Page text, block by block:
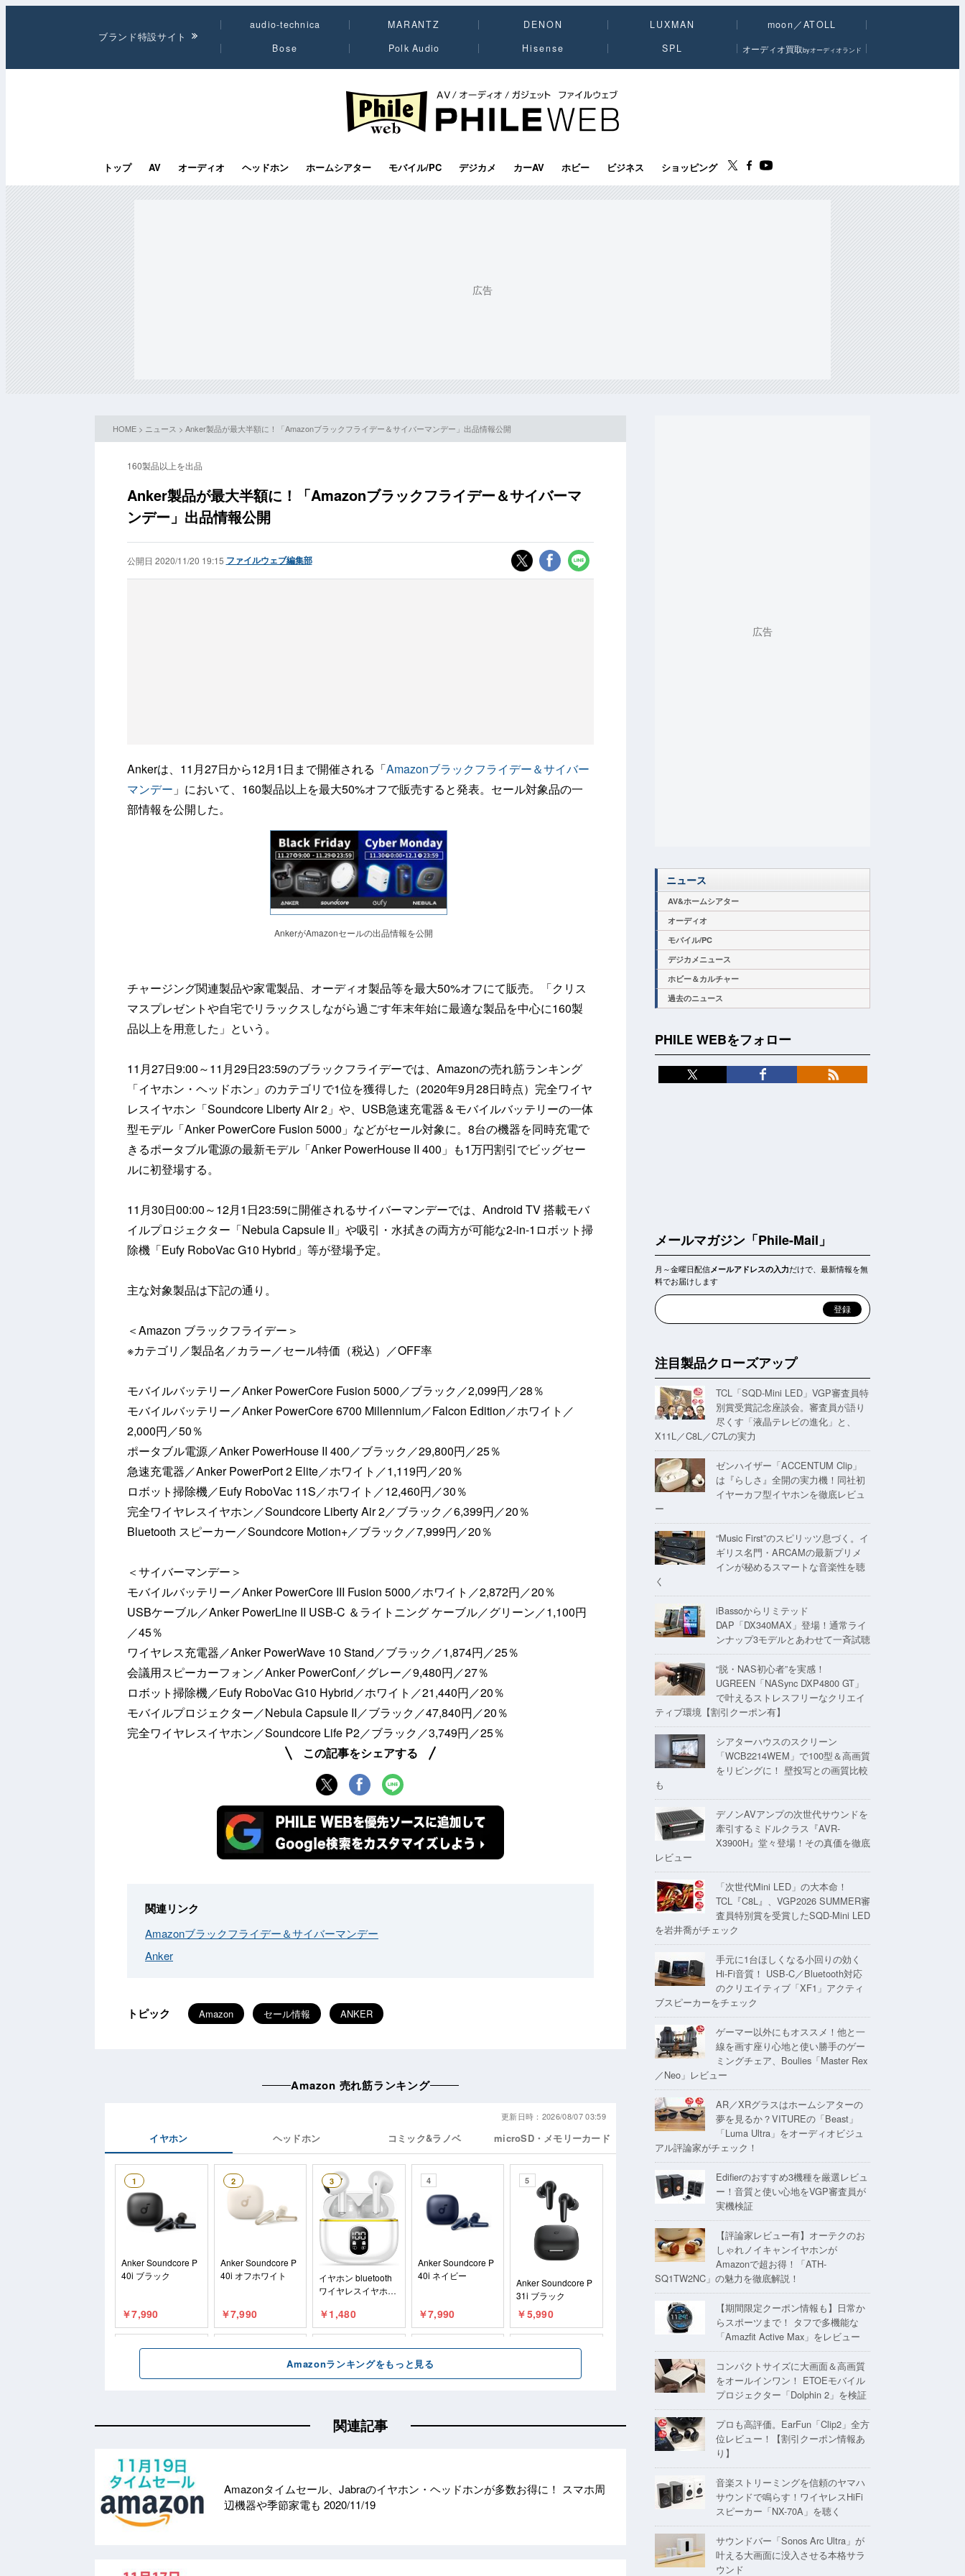
ブランド特設サイト
audio-technica MARANTZ DENON LUXMAN
moon／ATOLL
Bose
Polk Audio Hisense SPL オーディオ買取byオーディオランド
PHILE WEB｜AV/オーディオ/ガジェット
トップ AV オーディオ ヘッドホン ホームシアター モバイル/PC デジカメ カーAV ホビー ビジネス ショッピング
HOME > ニュース > Anker製品が最大半額に！「Amazonブラックフライデー＆サイバーマンデー」出品情報公開
160製品以上を出品
Anker製品が最大半額に！「Amazonブラックフライデー＆サイバーマ
ンデー」出品情報公開
公開日 2020/11/20 19:15 ファイルウェブ編集部
Ankerは、11月27日から12月1日まで開催される「Amazonブラックフライデー＆サイバー
マンデー 」において、160製品以上を最大50%オフで販売すると発表。セール対象品の一
部情報を公開した。
AnkerがAmazonセールの出品情報を公開
チャージング関連製品や家電製品、オーディオ製品等を最大50%オフにて販売。「クリス
マスプレゼントや自宅でリラックスしながら過ごす年末年始に最適な製品を中心に160製
品以上を用意した」という。
11月27日9:00～11月29日23:59のブラックフライデーでは、Amazonの売れ筋ランキング
「イヤホン・ヘッドホン」のカテゴリで1位を獲得した（2020年9月28日時点）完全ワイヤ
レスイヤホン「Soundcore Liberty Air 2」や、USB急速充電器＆モバイルバッテリーの一体
型モデル「Anker PowerCore Fusion 5000」などがセール対象に。8台の機器を同時充電で
きるポータブル電源の最新モデル「Anker PowerHouse II 400」も1万円割引でビッグセー
ルに初登場する。
11月30日00:00～12月1日23:59に開催されるサイバーマンデーでは、Android TV 搭載モバ
イルプロジェクター「Nebula Capsule II」や吸引・水拭きの両方が可能な2-in-1ロボット掃
除機「Eufy RoboVac G10 Hybrid」等が登場予定。
主な対象製品は下記の通り。
＜Amazon ブラックフライデー＞
※カテゴリ／製品名／カラー／セール特価（税込）／OFF率
モバイルバッテリー／Anker PowerCore Fusion 5000／ブラック／2,099円／28％
モバイルバッテリー／Anker PowerCore 6700 Millennium／Falcon Edition／ホワイト／
2,000円／50％
ポータブル電源／Anker PowerHouse II 400／ブラック／29,800円／25％
急速充電器／Anker PowerPort 2 Elite／ホワイト／1,119円／20％
ロボット掃除機／Eufy RoboVac 11S／ホワイト／12,460円／30％
完全ワイヤレスイヤホン／Soundcore Liberty Air 2／ブラック／6,399円／20％
Bluetooth スピーカー／Soundcore Motion+／ブラック／7,999円／20％
＜サイバーマンデー＞
モバイルバッテリー／Anker PowerCore III Fusion 5000／ホワイト／2,872円／20％
USBケーブル／Anker PowerLine II USB-C ＆ライトニング ケーブル／グリーン／1,100円
／45％
ワイヤレス充電器／Anker PowerWave 10 Stand／ブラック／1,874円／25％
会議用スピーカーフォン／Anker PowerConf／グレー／9,480円／27％
ロボット掃除機／Eufy RoboVac G10 Hybrid／ホワイト／21,440円／20％
モバイルプロジェクター／Nebula Capsule II／ブラック／47,840円／20％
完全ワイヤレスイヤホン／Soundcore Life P2／ブラック／3,749円／25％
この記事をシェアする
関連リンク
Amazonブラックフライデー＆サイバーマンデー
Anker
トピック Amazon セール情報 ANKER
関連記事
Amazonタイムセール、Jabraのイヤホン・ヘッドホンが多数お得に！ スマホ周
辺機器や季節家電も 2020/11/19
ニュース
AV&ホームシアター
オーディオ
モバイル/PC
デジカメニュース
ホビー＆カルチャー
過去のニュース
PHILE WEBをフォロー
メールマガジン「Phile-Mail」
月～金曜日配信メールアドレスの入力だけで、最新情報を無
料でお届けします
注目製品クローズアップ
TCL「SQD-Mini LED」VGP審査員特
別賞受賞記念座談会。審査員が語り
尽くす「液晶テレビの進化」と、
X11L／C8L／C7Lの実力
ゼンハイザー「ACCENTUM Clip」
は『らしさ』全開の実力機！同社初
イヤーカフ型イヤホンを徹底レビュ
ー
“Music First”のスピリッツ息づく。イ
ギリス名門・ARCAMの最新プリメ
インが秘めるスマートな音楽性を聴
く
iBassoからリミテッド
DAP「DX340MAX」登場！通常ライ
ンナップ3モデルとあわせて一斉試聴
“脱・NAS初心者”を実感！
UGREEN「NASync DXP4800 GT」
で叶えるストレスフリーなクリエイ
ティブ環境【割引クーポン有】
シアターハウスのスクリーン
「WCB2214WEM」で100型＆高画質
をリビングに！ 壁投写との画質比較
も
デノンAVアンプの次世代サウンドを
牽引するミドルクラス『AVR-
X3900H』堂々登場！その真価を徹底
レビュー
「次世代Mini LED」の大本命！
TCL『C8L』、VGP2026 SUMMER審
査員特別賞を受賞したSQD-Mini LED
を岩井喬がチェック
手元に1台ほしくなる小回りの効く
Hi-Fi音質！ USB-C／Bluetooth対応
のクリエイティブ「XF1」アクティ
ブスピーカーをチェック
ゲーマー以外にもオススメ！他と一
線を画す座り心地と使い勝手のゲー
ミングチェア、Boulies「Master Rex
／Neo」レビュー
AR／XRグラスはホームシアターの
夢を見るか？VITUREの「Beast」
「Luma Ultra」をオーディオビジュ
アル評論家がチェック！
Edifierのおすすめ3機種を厳選レビュ
ー！音質と使い心地をVGP審査員が
実機検証
【評論家レビュー有】オーテクのお
しゃれノイキャンイヤホンが
Amazonで超お得！「ATH-
SQ1TW2NC」の魅力を徹底解説！
【期間限定クーポン情報も】日常か
らスポーツまで！ タフで多機能な
「Amazfit Active Max」をレビュー
コンパクトサイズに大画面＆高画質
をオールインワン！ ETOEモバイル
プロジェクター「Dolphin 2」を検証
プロも高評価。EarFun「Clip2」全方
位レビュー！【割引クーポン情報あ
り】
音楽ストリーミングを信頼のヤマハ
サウンドで鳴らす！ワイヤレスHiFi
スピーカー「NX-70A」を聴く
サウンドバー「Sonos Arc Ultra」が
叶える大画面に没入させる本格サラ
ウンド